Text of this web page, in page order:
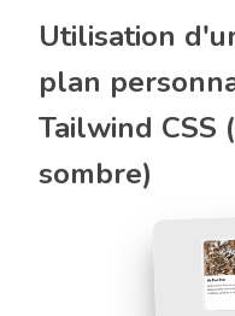
Utilisation
plan
Tailwind CSS
sombre)